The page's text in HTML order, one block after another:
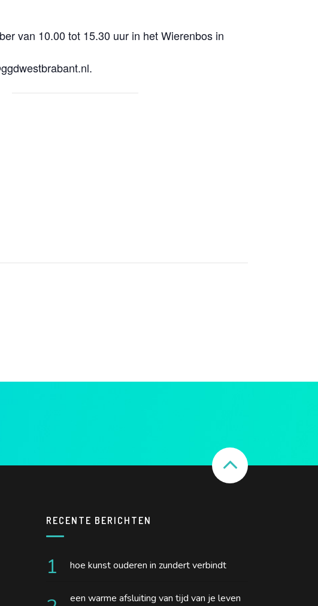
van 10.00 tot 15.30 uur in het Wierenbos in
RECENTE BERICHTEN
hoe kunst ouderen in zundert verbindt
een warme afsluiting van tijd van je leven